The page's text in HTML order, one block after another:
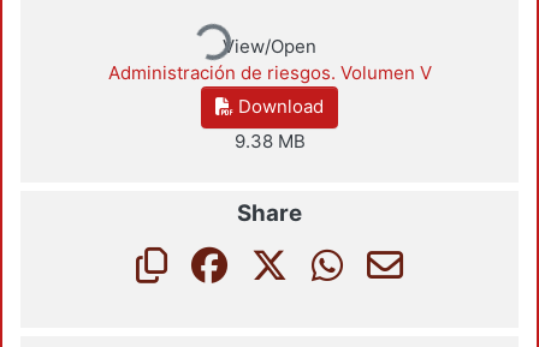
Loading...View/Open
Administración de riesgos. Volumen V
Download
9.38 MB
Share